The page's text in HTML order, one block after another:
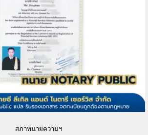
สภาทนายความฯ